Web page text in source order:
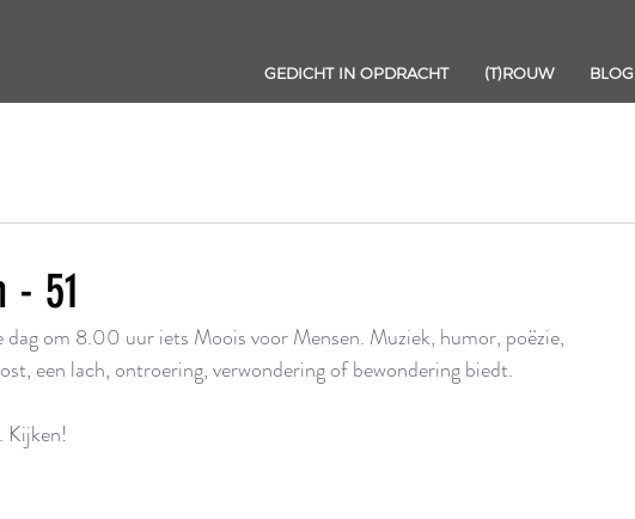
GEDICHT IN OPDRACHT (T)ROUW BLOG
- 51
dag om 8.00 uur iets Moois voor Mensen. Muziek, humor, poëzie,
een lach, ontroering, verwondering of bewondering biedt.
. Kijken!